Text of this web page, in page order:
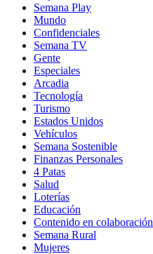
Semana Play
Mundo
Confidenciales
Semana TV
Gente
Especiales
Arcadia
Tecnología
Turismo
Estados Unidos
Vehículos
Semana Sostenible
Finanzas Personales
4 Patas
Salud
Loterías
Educación
Contenido en colaboración
Semana Rural
Mujeres